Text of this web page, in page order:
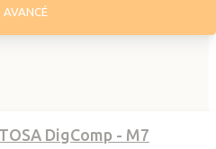
AVANCÉ
DigComp - M7